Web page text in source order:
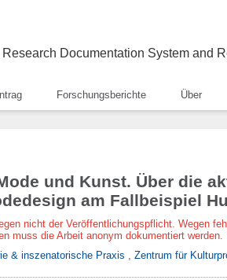
Documentation System and
Forschungsberichte Über
und Kunst. Über die
am Fallbeispiel
nicht der Veröffentlichungspflicht. Wegen
muss die Arbeit anonym dokumentiert werden.
& inszenatorische Praxis , Zentrum für